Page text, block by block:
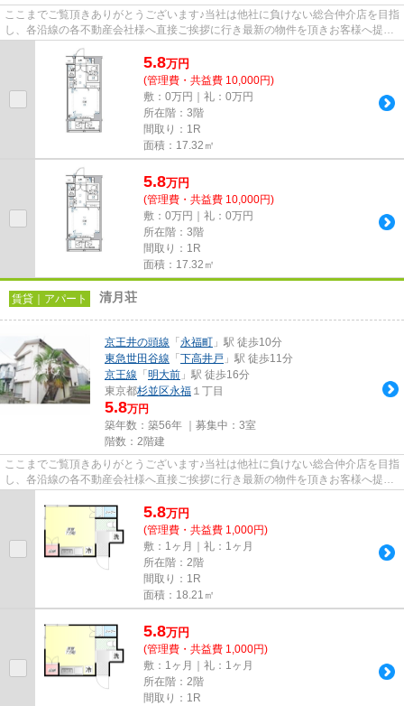
ここまでご覧頂きありがとうございます♪当社は他社に負けない総合仲介店を目指
し、各沿線の各不動産会社様へ直接ご挨拶に行き最新の物件を頂きお客様へ提供
しております！最新の情報は...
5.8万円
(管理費・共益費 10,000円)
敷：0万円｜礼：0万円
所在階：3階
間取り：1R
面積：17.32㎡
5.8万円
(管理費・共益費 10,000円)
敷：0万円｜礼：0万円
所在階：3階
間取り：1R
面積：17.32㎡
賃貸｜アパート 清月荘
京王井の頭線 「 永福町 」駅 徒歩10分
東急世田谷線 「 下高井戸 」駅 徒歩11分
京王線 「 明大前 」駅 徒歩16分
東京都杉並区永福 １丁目
5.8万円
築年数：築56年 ｜募集中： 3室
階数：2階建
ここまでご覧頂きありがとうございます♪当社は他社に負けない総合仲介店を目指
し、各沿線の各不動産会社様へ直接ご挨拶に行き最新の物件を頂きお客様へ提供
5.8万円
(管理費・共益費 1,000円)
敷：1ヶ月｜礼：1ヶ月
所在階：2階
間取り：1R
面積：18.21㎡
5.8万円
(管理費・共益費 1,000円)
敷：1ヶ月｜礼：1ヶ月
所在階：2階
間取り：1R